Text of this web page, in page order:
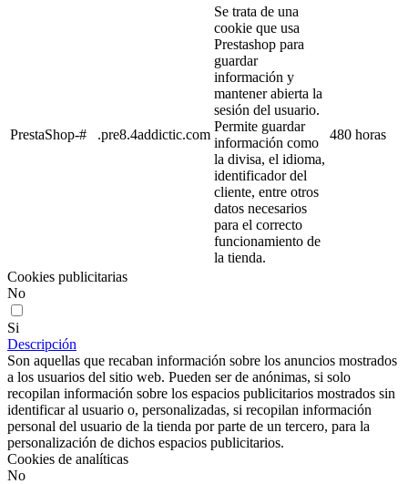
PrestaShop-# .pre8.4addictic.com
Se trata de una
cookie que usa
Prestashop para
guardar
información y
mantener abierta la
sesión del usuario.
Permite guardar
información como
la divisa, el idioma,
identificador del
cliente, entre otros
datos necesarios
para el correcto
funcionamiento de
la tienda.
480 horas
Cookies publicitarias
No
Si
Descripción
Son aquellas que recaban información sobre los anuncios mostrados
a los usuarios del sitio web. Pueden ser de anónimas, si solo
recopilan información sobre los espacios publicitarios mostrados sin
identificar al usuario o, personalizadas, si recopilan información
personal del usuario de la tienda por parte de un tercero, para la
personalización de dichos espacios publicitarios.
Cookies de analíticas
No